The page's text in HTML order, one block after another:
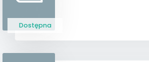
Dostępna